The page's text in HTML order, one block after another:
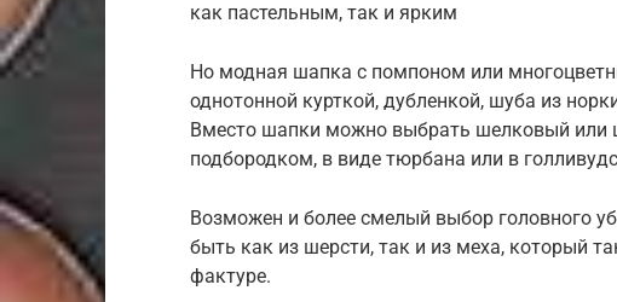
как пастельным, так и ярким
Но модная шапка с помпоном или
однотонной курткой, дубленкой, шуба из
Вместо шапки можно выбрать шелковый или
подбородком, в виде тюрбана или в
Возможен и более смелый выбор головного
быть как из шерсти, так и из меха, который
фактуре.